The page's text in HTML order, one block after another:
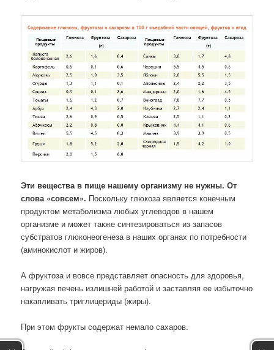
Эти вещества в пище нашему организму не нужны. От
слова «совсем». Поскольку глюкоза является конечным
продуктом метаболизма любых углеводов в нашем
организме и может также синтезироваться из запасов
субстратов глюконеогенеза в наших органах по потребности
(аминокислот и жиров).
А фруктоза и вовсе представляет опасность для здоровья,
нагружая печень излишней работой и заставляя ее избыточно
накапливать триглицериды (жиры).
При этом фрукты содержат немало сахаров.